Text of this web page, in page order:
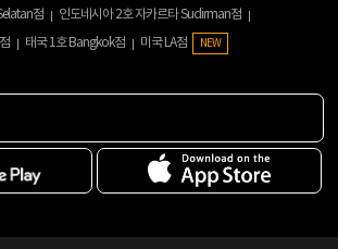
점
인도네시아 2호 자카르타 Sudirman점
태국 1호 Bangkok점 미국 LA점 NEW